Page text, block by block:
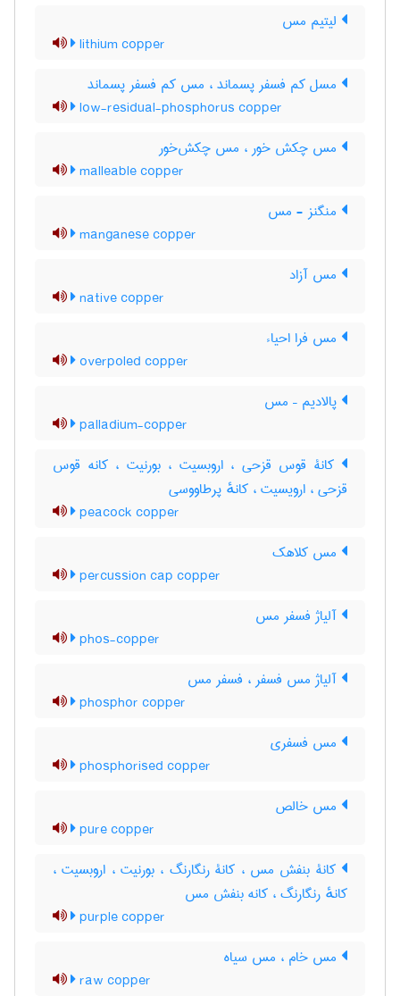
لیتیم مس
lithium copper
مسل کم فسفر پسماند ، مس کم فسفر پسماند
low-residual-phosphorus copper
مس چکش خور ، مس چکش‌خور
malleable copper
منگنز - مس
manganese copper
مس آزاد
native copper
مس فرا احیاء
overpoled copper
پالادیم – مس
palladium-copper
کانۀ قوس قزحی ، اروبسیت ، بورنیت ، کانه قوس
قزحی ، ارویسیت ، کانهٔ پرطاووسی
peacock copper
مس کلاهک
percussion cap copper
آلیاژ فسفر مس
phos-copper
آلیاژ مس فسفر ، فسفر مس
phosphor copper
مس فسفری
phosphorised copper
مس خالص
pure copper
کانۀ بنفش مس ، کانۀ رنگارنگ ، بورنیت ، اروبسیت ،
کانهٔ رنگارنگ ، کانه بنفش مس
purple copper
مس خام ، مس سیاه
raw copper